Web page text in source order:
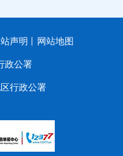
声明 网站地图
政公署
行政公署